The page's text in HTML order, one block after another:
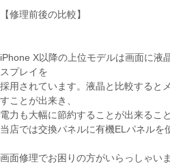
【修理前後の比較】
iPhone X以降の上位モデルは画面に液
スプレイを
採用されています。液晶と比較すると
すことが出来き、
電力も大幅に節約することが出来るこ
当店では交換パネルに有機ELパネルを
画面修理でお困りの方がいらっしゃい